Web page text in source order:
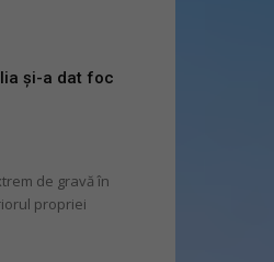
și-a dat foc
de gravă în
propriei